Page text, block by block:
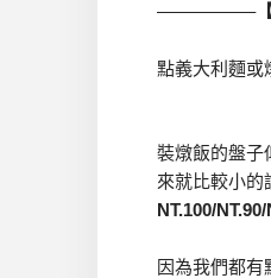
—————–
點義大利麵或
裝燉飯的盤子
來就比較小
NT.100/
因為我們都